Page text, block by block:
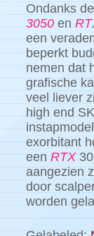
Ondanks
3050en
een
beperkt
nemen dat
grafische
veel liever
high end
exorbitant
een ​​ RTX
aangezien
door
worden